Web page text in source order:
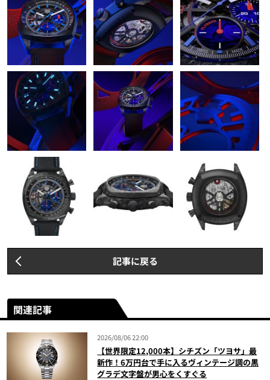
記事に戻る
関連記事
2026/08/06 22:00
【世界限定12,000本】シチズン「ツヨサ」最
新作！6万円台で手に入るヴィンテージ調の黒
グラデ文字盤が男心をくすぐる